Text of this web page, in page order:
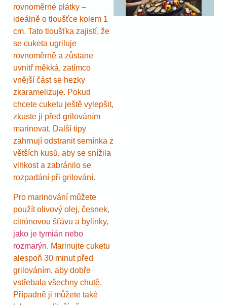
rovnoměrné plátky –
ideálně o tloušťce kolem 1
cm. Tato tloušťka zajistí, že
se cuketa ugriluje
rovnoměrně a zůstane
uvnitř měkká, zatímco
vnější část se hezky
zkaramelizuje. Pokud
chcete cuketu ještě vylepšit,
zkuste ji před grilováním
marinovat. Další tipy
zahrnují odstranit semínka z
větších kusů, aby se snížila
vlhkost a zabránilo se
rozpadání při grilování.
Pro marinování můžete
použít olivový olej, česnek,
citrónovou šťávu a bylinky,
jako je tymián nebo
rozmarýn. Marinujte cuketu
alespoň 30 minut před
grilováním, aby dobře
vstřebala všechny chutě.
Případně ji můžete také